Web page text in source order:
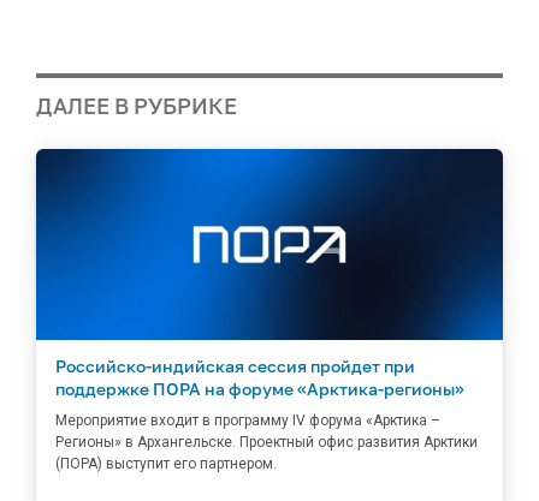
ДАЛЕЕ В РУБРИКЕ
Российско-индийская сессия пройдет при
поддержке ПОРА на форуме «Арктика-регионы»
Мероприятие входит в программу IV форума «Арктика –
Регионы» в Архангельске. Проектный офис развития Арктики
(ПОРА) выступит его партнером.